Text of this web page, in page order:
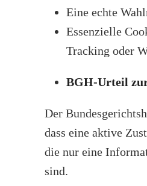
Eine echte
Essenzielle
Tracking oder
BGH-Urteil
Der
dass eine aktive
die nur eine
sind.